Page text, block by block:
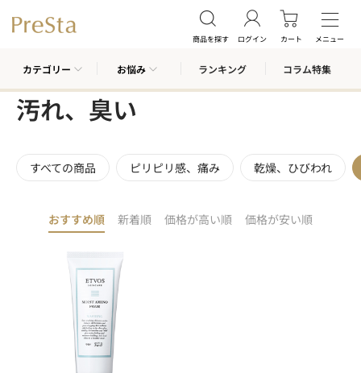
商品を探す ログイン カート メニュー
カテゴリー お悩み ランキング コラム特集
汚れ、臭い
すべての商品 ピリピリ感、痛み 乾燥、ひびわれ
おすすめ順 新着順 価格が高い順 価格が安い順